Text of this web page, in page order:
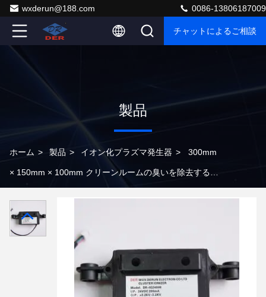
wxderun@188.com 0086-13806187009
チャットによるご相談
製品
ホーム > 製品 > イオン化プラズマ発生器 > 300mm
× 150mm × 100mm クリーンルームの臭いを除去するた